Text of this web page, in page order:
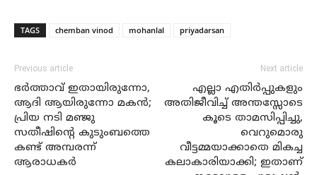
TAGS chemban vinod mohanlal priyadarsan
Previous article
ഭർത്താവ് ഇതായിരുന്നോ,
ആദി ആയിരുന്നോ മകൻ;
പ്രിയ നടി മഞ്ജു
സതീഷിന്റെ കുടുംബത്തെ
കണ്ട് അമ്പരന്ന്
ആരാധകർ
Next article
എല്ലാ എതിർപ്പുകളും
അതിജീവിച്ച് അന്തസ്സോടെ
കൂടെ താമസിപ്പിച്ചു,
വെറുമൊരു
വീട്ടമ്മയാക്കാതെ മികച്ച
കലാകാരിയാക്കി; ഇതാണ്